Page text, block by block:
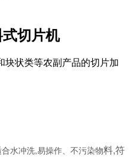
切片机
块状类等农副产品的切片加
水冲洗,易操作、不污染物料,符